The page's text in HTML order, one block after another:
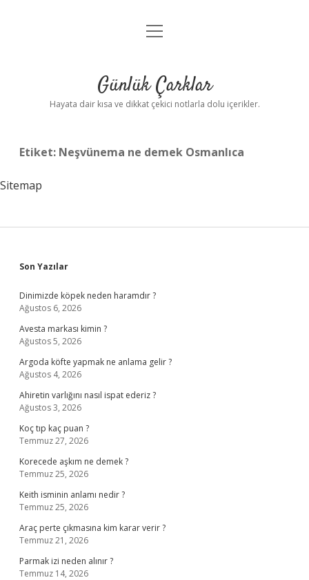
Anasayfa
Yasal Uyarı
menüyü
Günlük Çarklar
Hayata dair kısa ve dikkat çekici notlarla dolu içerikler.
Etiket: Neşvünema ne demek Osmanlıca
Sitemap
Sidebar
Son Yazılar
Dinimizde köpek neden haramdır ?
Ağustos 6, 2026
Avesta markası kimin ?
Ağustos 5, 2026
Argoda köfte yapmak ne anlama gelir ?
Ağustos 4, 2026
Ahiretin varlığını nasıl ispat ederiz ?
Ağustos 3, 2026
Koç tıp kaç puan ?
Temmuz 27, 2026
Korecede aşkım ne demek ?
Temmuz 25, 2026
Keith isminin anlamı nedir ?
Temmuz 25, 2026
Araç perte çıkmasına kim karar verir ?
Temmuz 21, 2026
Parmak izi neden alınır ?
Temmuz 14, 2026